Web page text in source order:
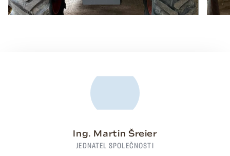
Ing. Martin Šreier
JEDNATEL SPOLEČNOSTI